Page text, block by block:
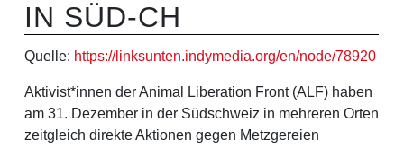
IN SÜD-CH
Quelle: https://linksunten.indymedia.org/en/node/78920
Aktivist*innen der Animal Liberation Front (ALF) haben
am 31. Dezember in der Südschweiz in mehreren Orten
zeitgleich direkte Aktionen gegen Metzgereien